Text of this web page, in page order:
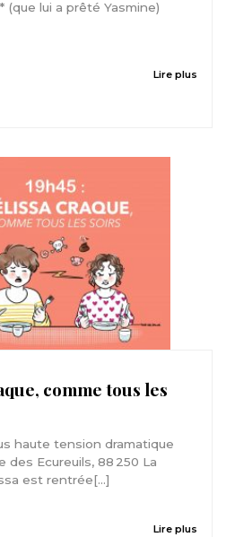
(que lui a prêté Yasmine)
Lire plus
comme tous les
haute tension dramatique
des Ecureuils, 88 250 La
est rentrée[...]
Lire plus